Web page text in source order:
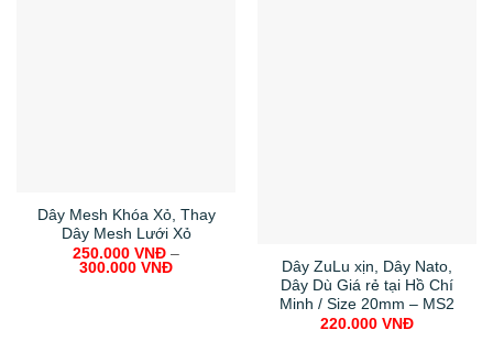
Dây Mesh Khóa Xỏ, Thay
Dây Mesh Lưới Xỏ
250.000 VNĐ –
300.000 VNĐ
Dây ZuLu xịn, Dây Nato,
Dây Dù Giá rẻ tại Hồ Chí
Minh / Size 20mm – MS2
220.000 VNĐ